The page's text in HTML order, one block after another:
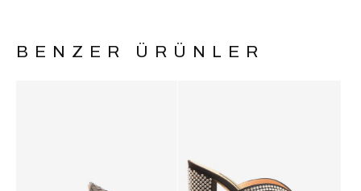
BENZER ÜRÜNLER